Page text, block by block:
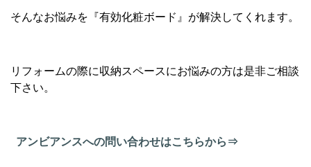
そんなお悩みを『有効化粧ボード』が解決してくれます。
リフォームの際に収納スペースにお悩みの方は是非ご相談
下さい。
アンビアンスへの問い合わせはこちらから⇒